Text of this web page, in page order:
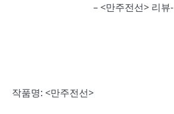
– <만주전선> 리뷰-
작품명: <만주전선>